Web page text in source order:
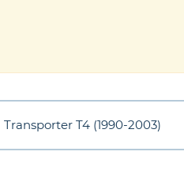
Transporter T4 (1990-2003)